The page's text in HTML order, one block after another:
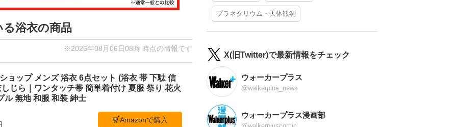
浴衣の商品
※2026年08月06日08時 時点の情報です
ョップ メンズ 浴衣 6点セット (浴衣 帯 下駄 信
じら｜ワンタッチ帯 簡単着付け 夏服 祭り 花火
ル 無地 和服 和装 紳士
Amazonで購入
プラネタリウム・天体観測
X(旧Twitter)で最新情報をチェック
ウォーカープラス
@walkerplus_news
ウォーカープラス漫画部
@walkerpluscomic